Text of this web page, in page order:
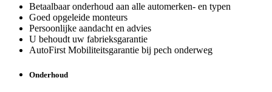
Betaalbaar onderhoud aan alle automerken- en typen
Goed opgeleide monteurs
Persoonlijke aandacht en advies
U behoudt uw fabrieksgarantie
AutoFirst Mobiliteitsgarantie bij pech onderweg
Onderhoud